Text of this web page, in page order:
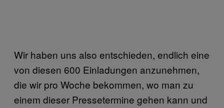
Wir haben uns also entschieden, endlich eine
von diesen 600 Einladungen anzunehmen,
die wir pro Woche bekommen, wo man zu
einem dieser Pressetermine gehen kann und